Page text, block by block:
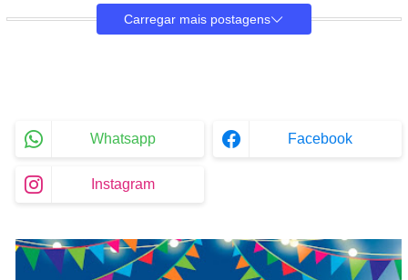
Carregar mais postagens
Whatsapp Facebook
Instagram